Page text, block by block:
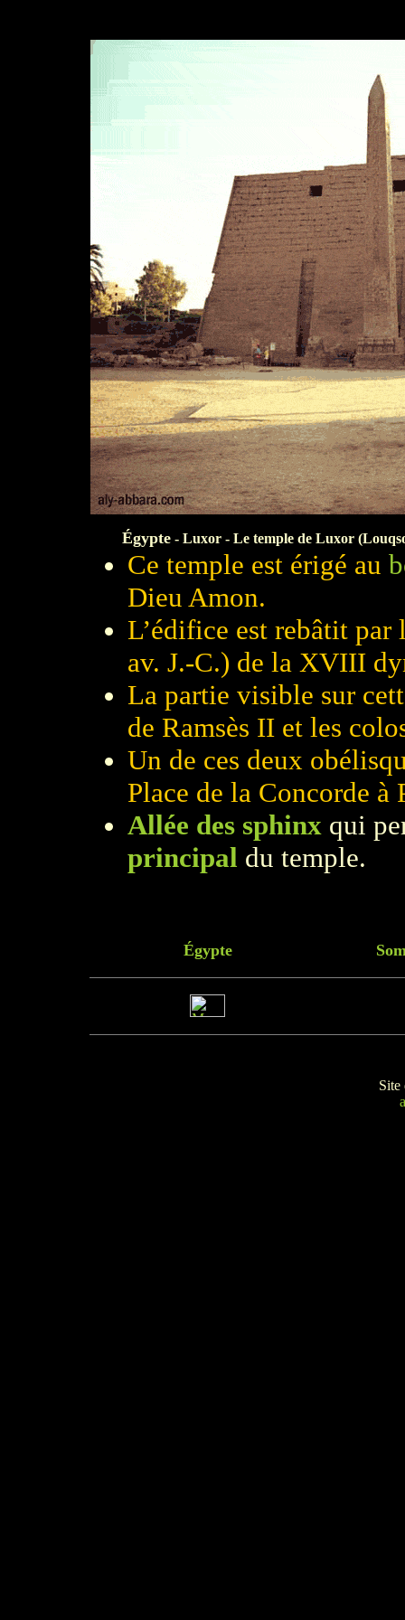
Égypte - Luxor - Le temple de Luxor
Ce temple est érigé au
Dieu Amon.
L’édifice est rebâtit
av. J.-C.) de la XVIII
La partie visible sur
de Ramsès II et les
Un de ces deux
Place de la Concorde à
Allée des sphinx qui
principal du temple.
Égypte